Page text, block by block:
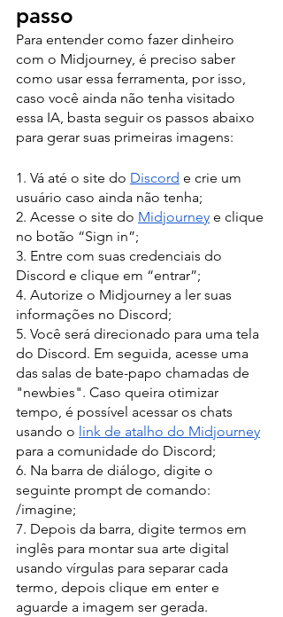
passo
Para entender como fazer dinheiro
com o Midjourney, é preciso saber
como usar essa ferramenta, por isso,
caso você ainda não tenha visitado
essa IA, basta seguir os passos abaixo
para gerar suas primeiras imagens:
1. Vá até o site do Discord e crie um
usuário caso ainda não tenha;
2. Acesse o site do Midjourney e clique
no botão “Sign in”;
3. Entre com suas credenciais do
Discord e clique em “entrar”;
4. Autorize o Midjourney a ler suas
informações no Discord;
5. Você será direcionado para uma tela
do Discord. Em seguida, acesse uma
das salas de bate-papo chamadas de
"newbies". Caso queira otimizar
tempo, é possível acessar os chats
usando o link de atalho do Midjourney
para a comunidade do Discord;
6. Na barra de diálogo, digite o
seguinte prompt de comando:
/imagine;
7. Depois da barra, digite termos em
inglês para montar sua arte digital
usando vírgulas para separar cada
termo, depois clique em enter e
aguarde a imagem ser gerada.